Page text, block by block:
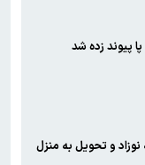
پیوند زده شد
و تحویل به منزل